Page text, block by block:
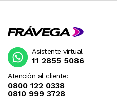
Atención al cliente:
0800 122 0338
0810 999 3728
Asistente virtual
11 2855 5086